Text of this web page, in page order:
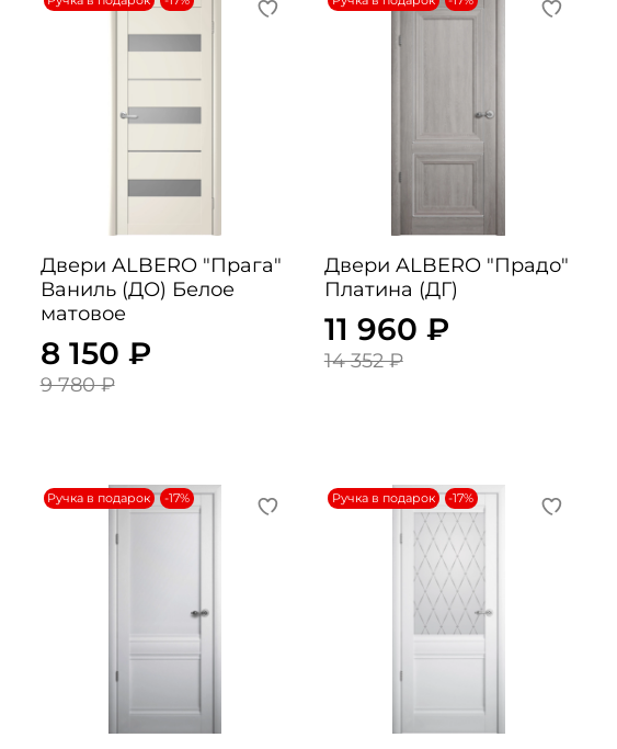
Двери ALBERO "Прага"
Ваниль (ДО) Белое
матовое
8 150 ₽
9 780 ₽
Двери ALBERO "Прадо"
Платина (ДГ)
11 960 ₽
14 352 ₽
Ручка в подарок -17% Ручка в подарок -17%